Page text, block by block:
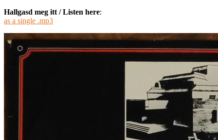
Hallgasd meg itt / Listen here:
as a single .mp3